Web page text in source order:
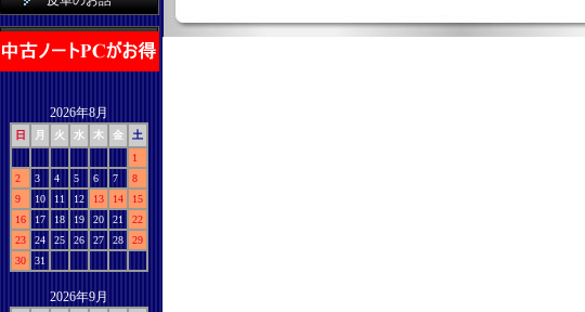
2026年8月
日 月 火 水 木 金
土
1
2
3 4 5 6 7
8
9
10 11 12 13 14
15
16
17 18 19 20 21
22
23
24 25 26 27 28
29
30
31
2026年9月